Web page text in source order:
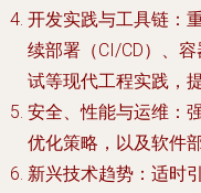
开发实践与工具链 ：
续部署（CI/CD）、
试等现代工程实践，
安全、性能与运维 ：
优化策略，以及软件
新兴技术趋势 ：适时